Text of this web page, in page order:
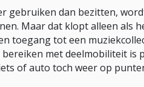
gebruiken dan bezitten,
Maar dat klopt alleen als
toegang tot een
met deelmobiliteit is
of auto toch weer op